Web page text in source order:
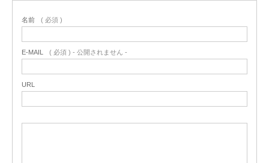
名前 ( 必須 )
E-MAIL ( 必須 ) - 公開されません -
URL